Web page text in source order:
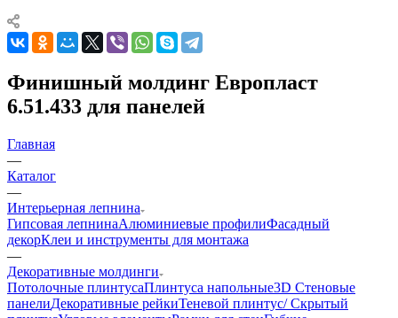
Финишный молдинг Европласт
6.51.433 для панелей
Главная
—
Каталог
—
Интерьерная лепнина
Гипсовая лепнинаАлюминиевые профилиФасадный
декорКлеи и инструменты для монтажа
—
Декоративные молдинги
Потолочные плинтусаПлинтуса напольные3D Стеновые
панелиДекоративные рейкиТеневой плинтус/ Скрытый